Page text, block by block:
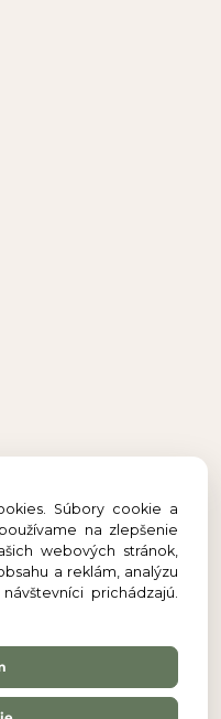
Súbory cookie a
na zlepšenie
webových stránok,
a reklám, analýzu
prichádzajú.